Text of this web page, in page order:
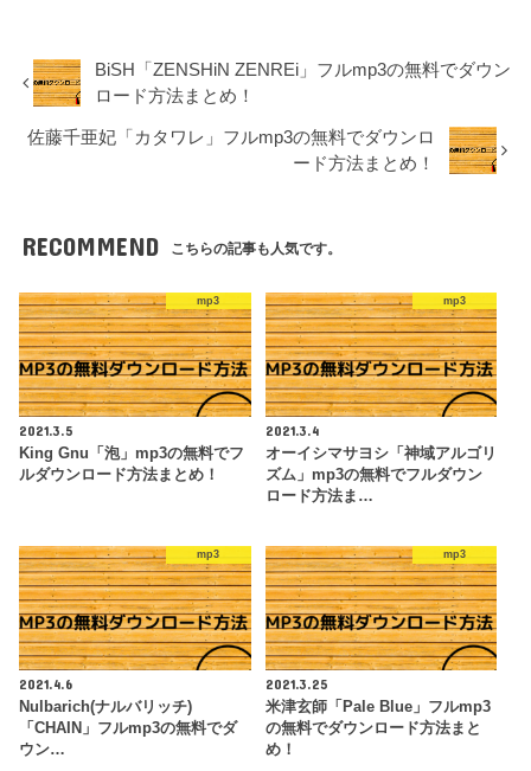
BiSH「ZENSHiN ZENREi」フルmp3の無料でダウン
ロード方法まとめ！
佐藤千亜妃「カタワレ」フルmp3の無料でダウンロ
ード方法まとめ！
RECOMMEND こちらの記事も人気です。
mp3
2021.3.5
King Gnu「泡」mp3の無料でフ
ルダウンロード方法まとめ！
mp3
2021.3.4
オーイシマサヨシ「神域アルゴリ
ズム」mp3の無料でフルダウン
ロード方法ま…
mp3
2021.4.6
Nulbarich(ナルバリッチ)
「CHAIN」フルmp3の無料でダ
ウン…
mp3
2021.3.25
米津玄師「Pale Blue」フルmp3
の無料でダウンロード方法まと
め！